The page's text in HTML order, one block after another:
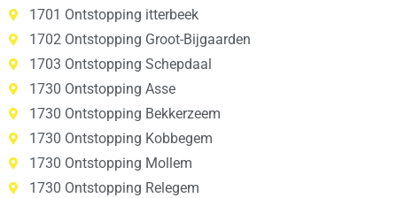
1701 Ontstopping itterbeek
1702 Ontstopping Groot-Bijgaarden
1703 Ontstopping Schepdaal
1730 Ontstopping Asse
1730 Ontstopping Bekkerzeem
1730 Ontstopping Kobbegem
1730 Ontstopping Mollem
1730 Ontstopping Relegem